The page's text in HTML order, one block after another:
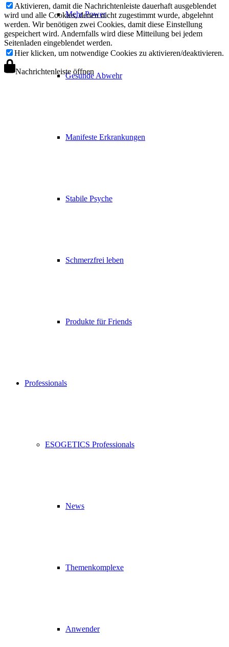
Mehr Power
Gesunde Abwehr
Manifeste Erkrankungen
Stabile Psyche
Schmerzfrei leben
Produkte für Friends
Professionals
ESOGETICS Professionals
News
Themenkomplexe
Anwender
Aktivieren, damit die Nachrichtenleiste dauerhaft ausgeblendet
wird und alle Cookies, denen nicht zugestimmt wurde, abgelehnt
werden. Wir benötigen zwei Cookies, damit diese Einstellung
gespeichert wird. Andernfalls wird diese Mitteilung bei jedem
Seitenladen eingeblendet werden.
Hier klicken, um notwendige Cookies zu aktivieren/deaktivieren.
Nachrichtenleiste öffnen